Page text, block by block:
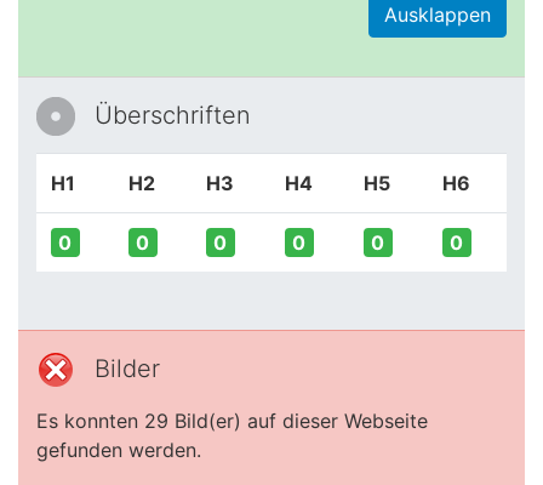
Ausklappen
Überschriften
H1 H2 H3 H4 H5 H6
0 0 0 0 0 0
Bilder
Es konnten 29 Bild(er) auf dieser Webseite
gefunden werden.